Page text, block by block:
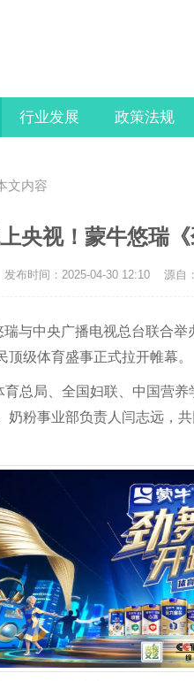
行业发展 政策法规
文内容
央视！蒙牛悠瑞
发布时间：2025-04-30 12:10 源自
与中央广播电视总台联合
级体育盛事正式拉开帷幕。
总局、全国妇联、中国营
奶粉事业部负责人闫志远，